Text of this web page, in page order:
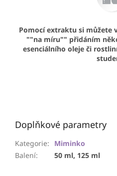
Pomocí extraktu si můžete
""na míru"" přidáním
esenciálního oleje či
Doplňkové parametry
Kategorie:
Miminko
Balení: 50 ml, 125 ml